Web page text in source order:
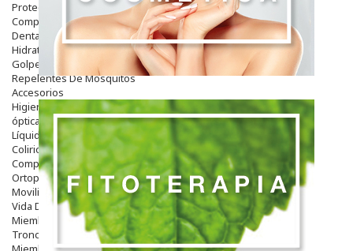
Protección Solar
Complementos Alimentarios
Dentales
Hidratantes
Golpes Y Hematomas
Repelentes De Mosquitos
Accesorios
Higiene
óptica
Líquidos Lentillas
Colirios
Complementos Alimentarios.
Ortopedia - Accesorios
Movilidad
Vida Diaria
Miembro Superior
Tronco